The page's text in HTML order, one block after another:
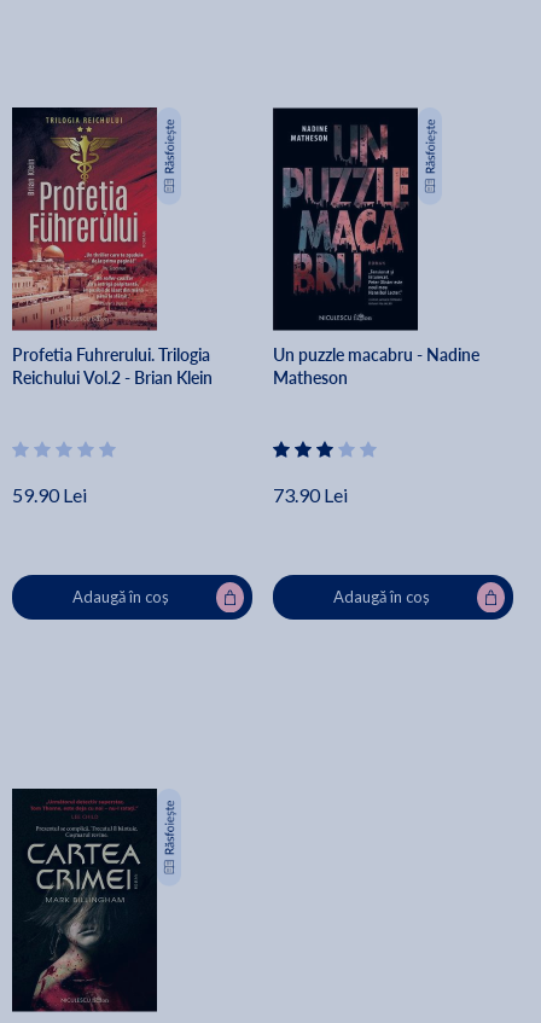
Profetia Fuhrerului. Trilogia
Reichului Vol.2 - Brian Klein
59.90 Lei
Adaugă în coș
Un puzzle macabru - Nadine
Matheson
73.90 Lei
Adaugă în coș